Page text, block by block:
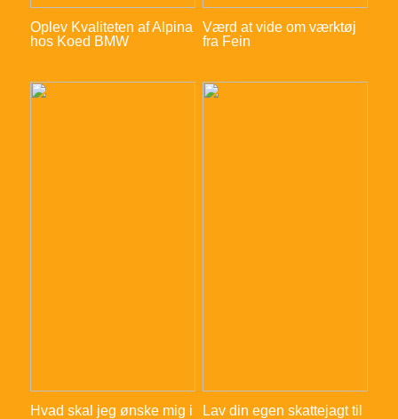
Oplev Kvaliteten af Alpina
hos Koed BMW
Værd at vide om værktøj
fra Fein
Hvad skal jeg ønske mig i
Lav din egen skattejagt til